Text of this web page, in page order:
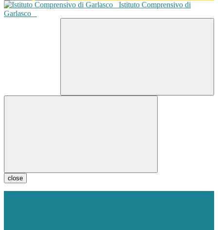
Istituto Comprensivo di
Garlasco
close